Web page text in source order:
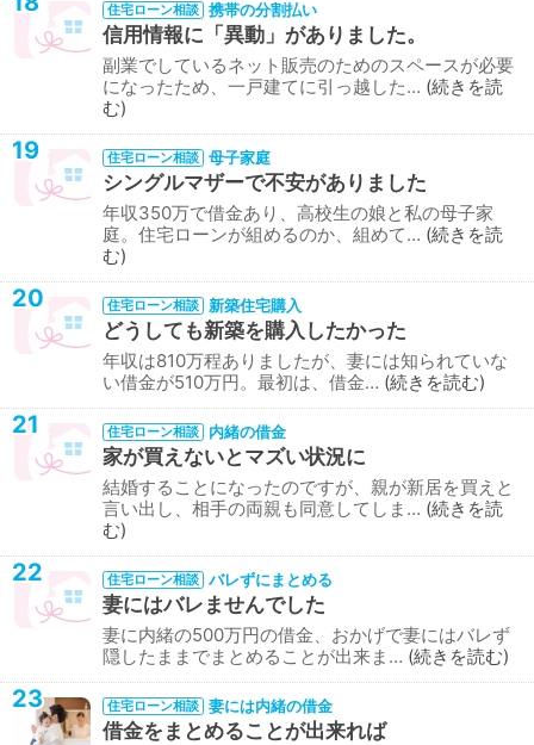
住宅ローン相談 携帯の分割払い
信用情報に「異動」がありました。
副業でしているネット販売のためのスペースが必要
になったため、一戸建てに引っ越した… 続きを読
む
19 住宅ローン相談 母子家庭
シングルマザーで不安がありました
年収350万で借金あり、高校生の娘と私の母子家
庭。住宅ローンが組めるのか、組めて… 続きを読
む
20 住宅ローン相談 新築住宅購入
どうしても新築を購入したかった
年収は810万程ありましたが、妻には知られていな
い借金が510万円。最初は、借金… 続きを読む
21 住宅ローン相談 内緒の借金
家が買えないとマズい状況に
結婚することになったのですが、親が新居を買えと
言い出し、相手の両親も同意してしま… 続きを読
む
22 住宅ローン相談 バレずにまとめる
妻にはバレませんでした
妻に内緒の500万円の借金、おかげで妻にはバレず
隠したままでまとめることが出来ま… 続きを読む
23 住宅ローン相談 妻には内緒の借金
借金をまとめることが出来れば